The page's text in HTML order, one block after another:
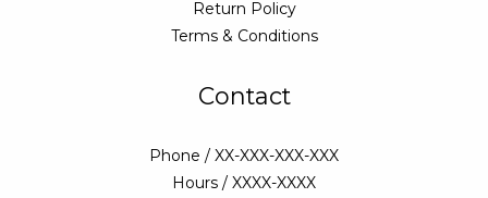
Return Policy
Terms & Conditions
Contact
Phone / XX-XXX-XXX-XXX
Hours / XXXX-XXXX